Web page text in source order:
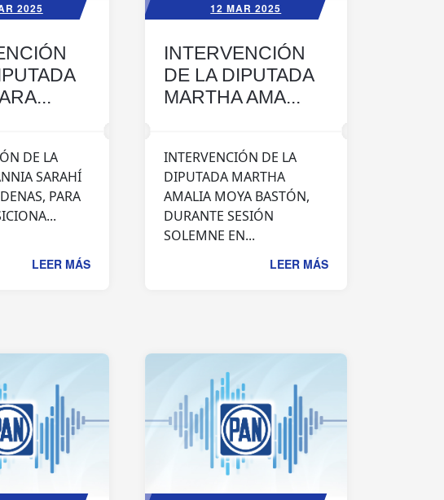
2025
DE LA
SARAHÍ
PARA
LEER MÁS
12 MAR 2025
INTERVENCIÓN
DE LA DIPUTADA
MARTHA AMA...
INTERVENCIÓN DE LA
DIPUTADA MARTHA
AMALIA MOYA BASTÓN,
DURANTE SESIÓN
SOLEMNE EN...
LEER MÁS